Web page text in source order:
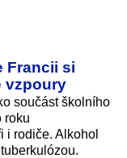
Francii si
vzpoury
součást školního
roku
i rodiče. Alkohol